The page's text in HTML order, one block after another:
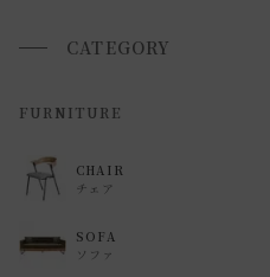
が、 希望通りに届かない可能
返品・交換について
返品等の詳細は「 お買い物ガ
CATEGORY
FURNITURE
CHAIR
チェア
SOFA
ソファ